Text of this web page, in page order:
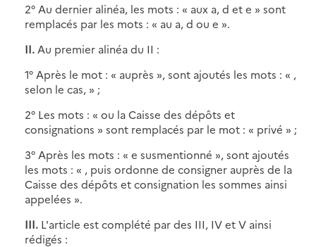
2° Au dernier alinéa, les mots : « aux a, d et e » sont
remplacés par les mots : « au a, d ou e ».
II. Au premier alinéa du II :
1° Après le mot : « auprès », sont ajoutés les mots : « ,
selon le cas, » ;
2° Les mots : « ou la Caisse des dépôts et
consignations » sont remplacés par le mot : « privé » ;
3° Après les mots : « e susmentionné », sont ajoutés
les mots : « , puis ordonne de consigner auprès de la
Caisse des dépôts et consignation les sommes ainsi
appelées ».
III. L'article est complété par des III, IV et V ainsi
rédigés :